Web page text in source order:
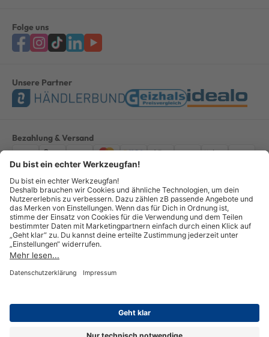
Folge uns
Unsere Partner
Bezahlung & Versand
ImpressumAGBDatenschutzWiderruf Vertrag widerrufen
Alle Preise verstehen sich inkl. ges. MwSt. *Kostenloser Versand innerhalb
Deutschlands, bei Bestellungen ab 100,00 Euro.
© Copyright 2026 GOTOOLS GmbH - Alle Rechte vorbehalten. powered by
createyourtemplate